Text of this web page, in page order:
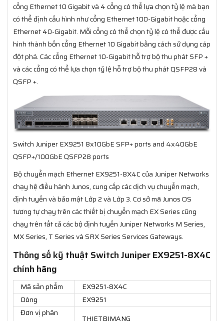
cổng Ethernet 10 Gigabit và 4 cổng có thể lựa chọn tỷ lệ mà bạn
có thể định cấu hình như cổng Ethernet 100-Gigabit hoặc cổng
Ethernet 40-Gigabit. Mỗi cổng có thể chọn tỷ lệ có thể được cấu
hình thành bốn cổng Ethernet 10 Gigabit bằng cách sử dụng cáp
đột phá. Các cổng Ethernet 10-Gigabit hỗ trợ bộ thu phát SFP +
và các cổng có thể lựa chọn tỷ lệ hỗ trợ bộ thu phát QSFP28 và
QSFP +.
Switch Juniper EX9251 8x10GbE SFP+ ports and 4x40GbE
QSFP+/100GbE QSFP28 ports
Bộ chuyển mạch Ethernet EX9251-8X4C của Juniper Networks
chạy hệ điều hành Junos, cung cấp các dịch vụ chuyển mạch,
định tuyến và bảo mật Lớp 2 và Lớp 3. Cơ sở mã Junos OS
tương tự chạy trên các thiết bị chuyển mạch EX Series cũng
chạy trên tất cả các bộ định tuyến Juniper Networks M Series,
MX Series, T Series và SRX Series Services Gateways.
Thông số kỹ thuật Switch Juniper EX9251-8X4C
chính hãng
Mã sản phẩm
EX9251-8X4C
Dòng
EX9251
Đơn vị phân
THIETBIMANG